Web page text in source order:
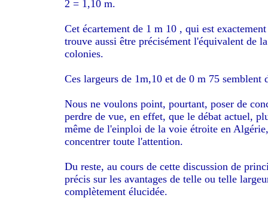
2 = 1,10 m.
Cet écartement de 1 m 10 , qui est
trouve aussi être précisément l'équivalent de
colonies.
Ces largeurs de 1m,10 et de 0 m 75
Nous ne voulons point, pourtant, poser de
perdre de vue, en effet, que le débat actuel,
même de l'einploi de la voie étroite en
concentrer toute l'attention.
Du reste, au cours de cette discussion de
précis sur les avantages de telle ou telle
complètement élucidée.